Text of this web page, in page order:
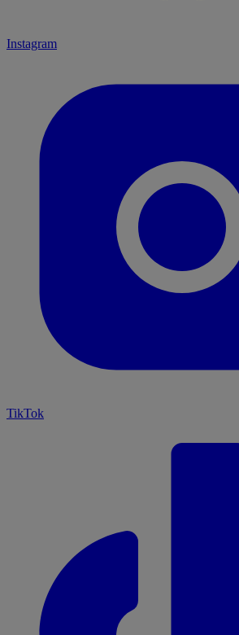
Instagram
TikTok